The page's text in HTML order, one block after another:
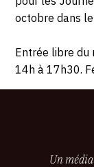
octobre dans
Entrée libre du
14h à 17h30.
Un